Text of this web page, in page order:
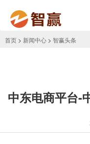
首页 > 新闻中心 > 智赢头条
中东电商平台-